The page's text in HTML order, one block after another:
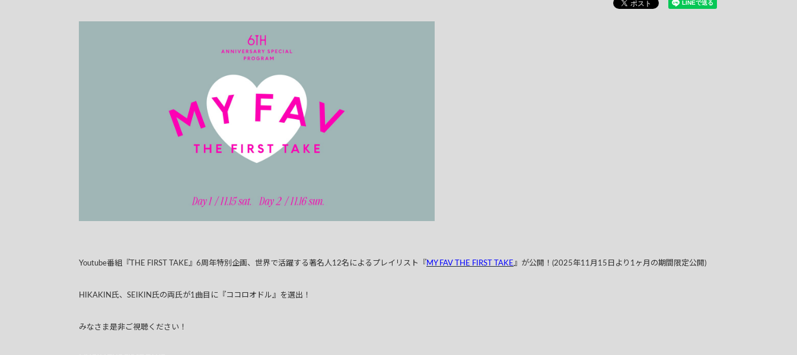
Youtube番組『THE FIRST TAKE』6周年特別企画、世界で活躍する著名人12名によるプレイリスト『 MY FAV THE FIRST TAKE』が公開！(2025年11月15日より1ヶ月の期間限定公開)
HIKAKIN氏、SEIKIN氏の両氏が1曲目に『ココロオドル』を選出！
みなさま是非ご視聴ください！